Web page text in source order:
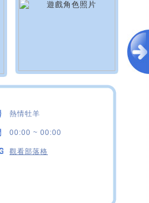
熱情牡羊
00:00 ~ 00:00
觀看部落格